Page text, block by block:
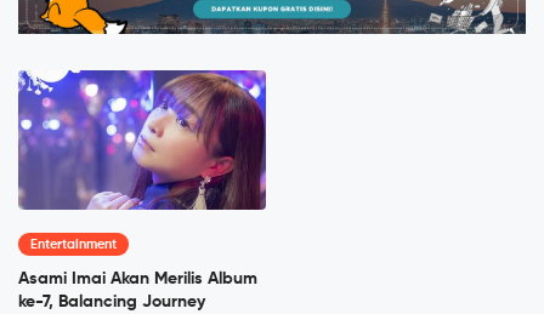
Entertainment
Asami Imai Akan Merilis Album
ke-7, Balancing Journey